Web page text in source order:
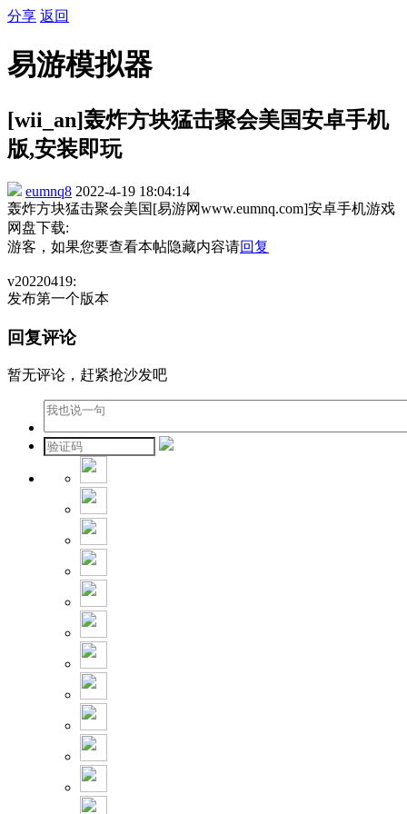
分享 返回
易游模拟器
[wii_an]轰炸方块猛击聚会美国安卓手机
版,安装即玩
eumnq8 2022-4-19 18:04:14
轰炸方块猛击聚会美国[易游网www.eumnq.com]安卓手机游戏
网盘下载:
游客，如果您要查看本帖隐藏内容请回复
v20220419:
发布第一个版本
回复评论
暂无评论，赶紧抢沙发吧